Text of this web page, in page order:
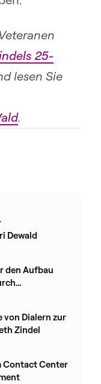
25-
lesen Sie
.
Dewald
den Aufbau
von Dialern zur
Zindel
Contact Center